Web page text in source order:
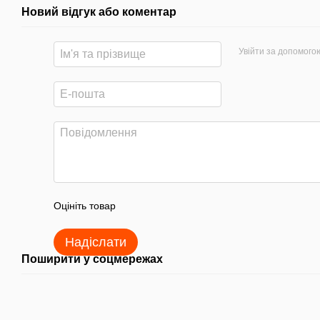
Новий відгук або коментар
Увійти за
Оцініть товар
Надіслати
Поширити у соцмережах